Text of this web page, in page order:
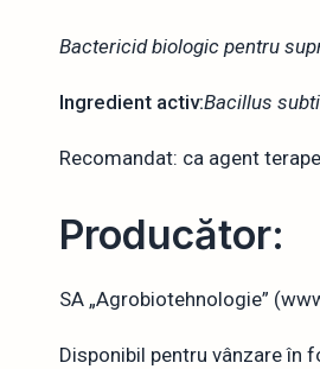
Bactericid biologic pentru
Ingredient activ:Bacillus
Recomandat: ca agent
Producător:
SA „Agrobiotehnologie”
Disponibil pentru vânzare în